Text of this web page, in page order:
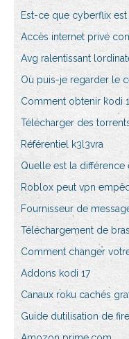
Est-ce que cyberflix est
Accès internet privé
Avg ralentissant
Où puis-je regarder le
Comment obtenir kodi
Télécharger des
Référentiel k3l3vra
Quelle est la différence
Roblox peut vpn
Fournisseur de
Téléchargement de
Comment changer
Addons kodi 17
Canaux roku cachés
Guide dutilisation de